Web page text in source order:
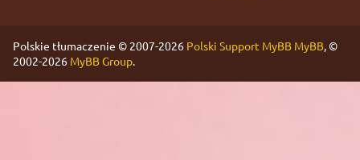
Polskie tłumaczenie © 2007-2026 Polski Support MyBB MyBB, ©
2002-2026 MyBB Group.